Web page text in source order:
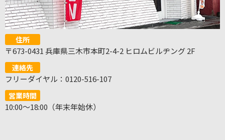
住所
〒673-0431 兵庫県三木市本町2-4-2 ヒロムビルヂング 2F
連絡先
フリーダイヤル：0120-516-107
営業時間
10:00～18:00（年末年始休）